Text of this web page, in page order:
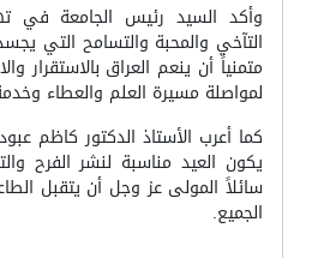
وأكد السيد رئيس الجامعة في
التآخي والمحبة والتسامح التي
متمنياً أن ينعم العراق بالاستقرار
لمواصلة مسيرة العلم والعطاء
كما أعرب الأستاذ الدكتور كاظم
يكون العيد مناسبة لنشر الفرح
سائلاً المولى عز وجل أن يتقبل
الجميع.